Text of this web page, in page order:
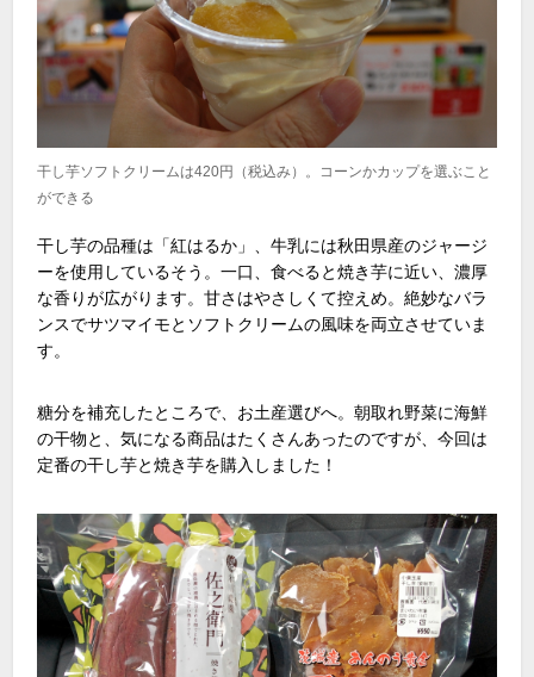
干し芋ソフトクリームは420円（税込み）。コーンかカップを選ぶこと
ができる
干し芋の品種は「紅はるか」、牛乳には秋田県産のジャージ
ーを使用しているそう。一口、食べると焼き芋に近い、濃厚
な香りが広がります。甘さはやさしくて控えめ。絶妙なバラ
ンスでサツマイモとソフトクリームの風味を両立させていま
す。
糖分を補充したところで、お土産選びへ。朝取れ野菜に海鮮
の干物と、気になる商品はたくさんあったのですが、今回は
定番の干し芋と焼き芋を購入しました！